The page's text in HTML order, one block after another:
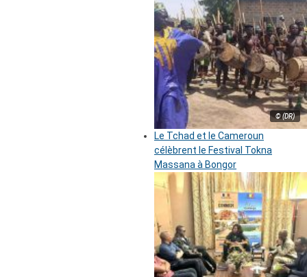
© (DR)
Le Tchad et le Cameroun
célèbrent le Festival Tokna
Massana à Bongor